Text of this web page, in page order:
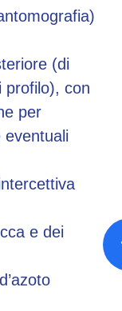
(di
profilo), con
per
eventuali
e dei